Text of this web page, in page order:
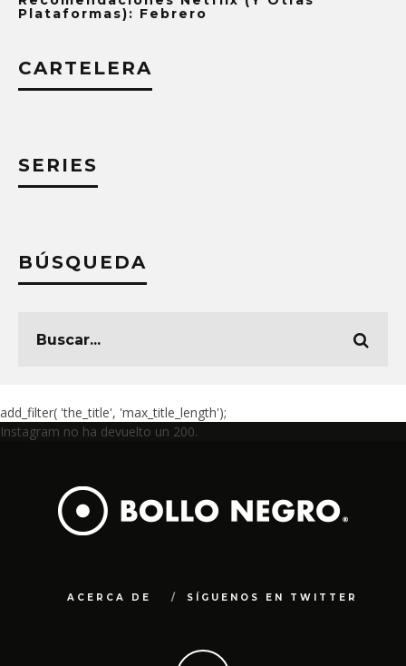
Plataformas): Febrero
CARTELERA
SERIES
BÚSQUEDA
add_filter( 'the_title', 'max_title_length');
Instagram no ha devuelto un 200.
ACERCA DE SÍGUENOS EN TWITTER